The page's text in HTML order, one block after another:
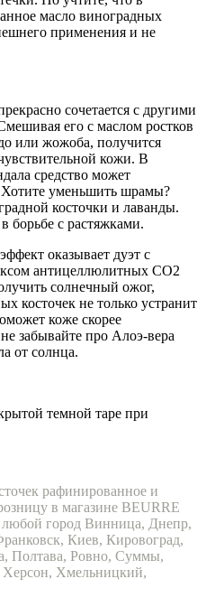
масло виноградных
применения и не
сочетается с другими
его с маслом ростков
или жожоба, получится
кожи. В
средство может
Хотите уменьшить шрамы?
косточки и лаванды.
борьбе с растяжками.
оказывает дуэт с
антицеллюлитных СО2
солнечный ожог,
косточек не только устранит
коже скорее
забывайте про Алоэ-вера
от солнца.
темной таре при
рафинированное и
в магазине BEURRE
город Винница, Днепр,
Киев, Кировоград,
Полтава, Ровно, Суммы,
Херсон, Хмельницкий,